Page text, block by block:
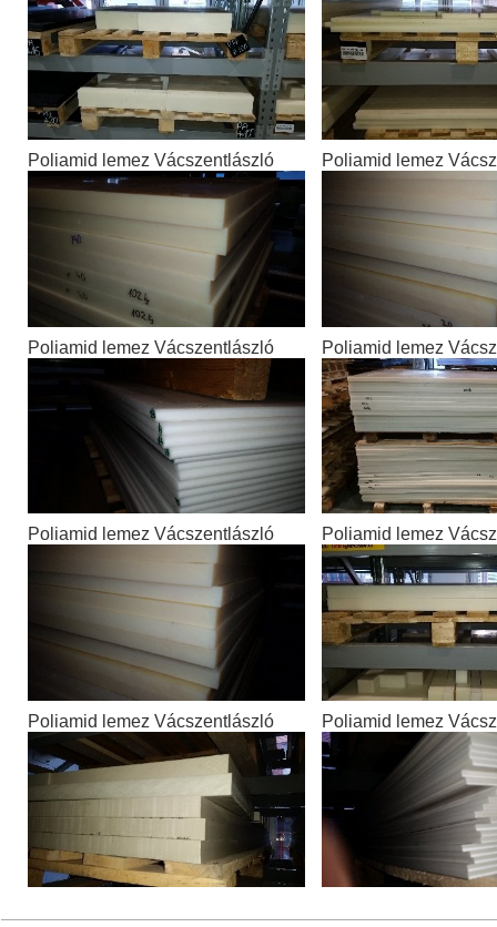
Poliamid lemez Vácszentlászló Poliamid lemez
Poliamid lemez Vácszentlászló Poliamid lemez
Poliamid lemez Vácszentlászló Poliamid lemez
Poliamid lemez Vácszentlászló Poliamid lemez